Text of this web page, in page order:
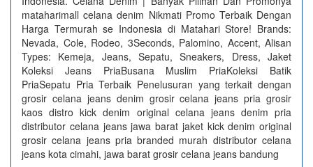
mataharimall celana denim‎ Nikmati Promo Terbaik Dengan
Harga Termurah se Indonesia di Matahari Store! Brands:
Nevada, Cole, Rodeo, 3Seconds, Palomino, Accent, Alisan
Types: Kemeja, Jeans, Sepatu, Sneakers, Dress, Jaket
Koleksi Jeans PriaBusana Muslim PriaKoleksi Batik
PriaSepatu Pria Terbaik Penelusuran yang terkait dengan
grosir celana jeans denim grosir celana jeans pria grosir
kaos distro kick denim original celana jeans denim pria
distributor celana jeans jawa barat jaket kick denim original
grosir celana jeans pria branded murah distributor celana
jeans kota cimahi, jawa barat grosir celana jeans bandung